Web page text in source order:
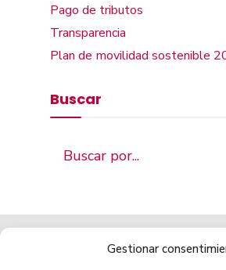
Gestionar
Pago de tributos
Transparencia
Plan de movilidad sostenible
Buscar